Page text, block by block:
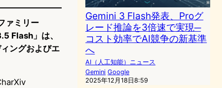
ァミリー
Flash」は、
ングおよびエ
Gemini 3 Flash発表、Proグ
レード推論を3倍速で実現─
コスト効率でAI競争の新基準
へ
AI（人工知能）ニュース
Gemini Google
2025年12月18日8:59